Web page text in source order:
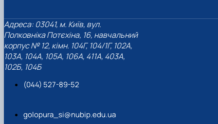
Адреса: 03041, м. Київ, вул.
Полковніка Потєхіна, 16, навчальний
корпус № 12, кімн. 104Г, 104/1Г, 102А,
103А, 104А, 105А, 106А, 411А, 403А,
102Б, 104Б
(044) 527-89-52
golopura_si@nubip.edu.ua